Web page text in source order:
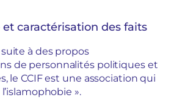
et caractérisation des faits
à des propos
de personnalités politiques et
le CCIF est une association qui
».